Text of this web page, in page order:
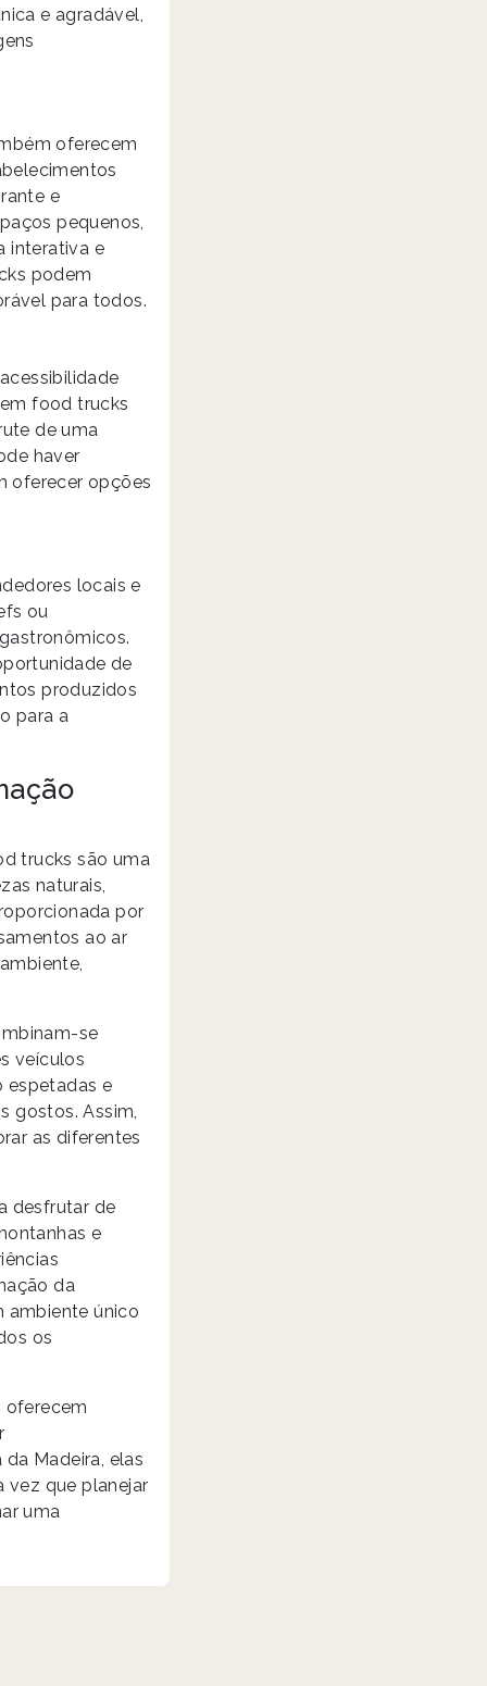
e agradável,
oferecem
e
pequenos,
interativa e
podem
para todos.
food trucks
de uma
haver
oferecer opções
locais e
ou
de
produzidos
para a
trucks são uma
naturais,
por
ao ar
se
veículos
espetadas e
gostos. Assim,
as diferentes
desfrutar de
e
da
ambiente único
os
oferecem
Madeira, elas
vez que planejar
uma